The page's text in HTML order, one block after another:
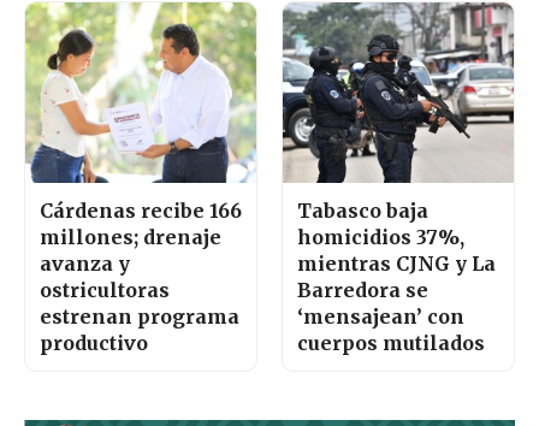
Cárdenas recibe 166
millones; drenaje
avanza y
ostricultoras
estrenan programa
productivo
Tabasco baja
homicidios 37%,
mientras CJNG y La
Barredora se
‘mensajean’ con
cuerpos mutilados